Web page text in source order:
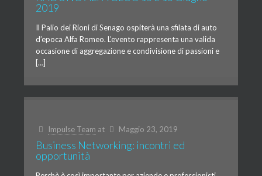
2019
Il Palio dei Rioni di Senago ospiterà una sfilata di auto
d’epoca Alfa Romeo. L’evento rappresenta una valida
occasione di aggregazione e condivisione di passioni e
[…]
Impulse Team at Maggio 23, 2019
Business Networking: incontri ed
opportunità